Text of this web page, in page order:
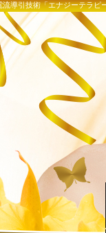
導引技術「エナジーテラ